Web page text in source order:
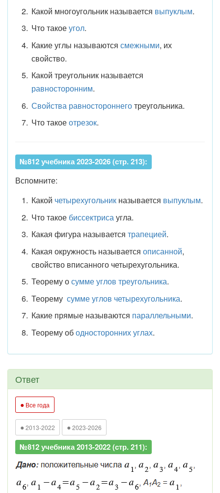
Какой многоугольник называется выпуклым.
Что такоеугол.
Какие углы называются смежными, их
свойство.
Какой треугольник называется
равносторонним.
Свойства равностороннеготреугольника.
Что такоеотрезок.
№812 учебника 2023-2026 (стр. 213):
Вспомните:
Какой четырехугольникназывается выпуклым.
Что такое биссектриса угла.
Какая фигура называется трапецией.
Какая окружность называется описанной,
свойство вписанного четырехугольника.
Теорему осумме углов треугольника.
Теорему сумме углов четырехугольника.
Какие прямые называются параллельными.
Теорему ободносторонних углах.
Ответ
● Все года
● 2013-2022 ● 2023-2026
№812 учебника 2013-2022 (стр. 211):